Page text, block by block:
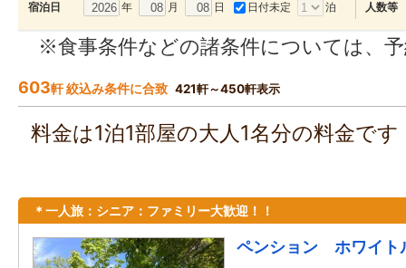
宿泊日 年 月 日 日付未定 泊 人数等
※食事条件などの諸条件については、
603軒 絞込み条件に合致 421軒～450軒表示
料金は1泊1部屋の大人1名分の料金で
＊一人旅：シニア：ファミリー大歓迎！！
ペンション ホワイト